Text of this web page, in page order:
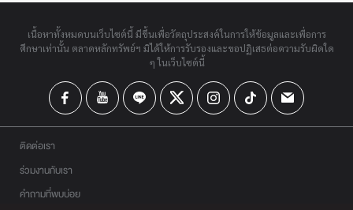
เนื้อหาทั้งหมดบนเว็บไซต์นี้ มีขึ้นเพื่อวัตถุประสงค์ในการให้ข้อมูลและเพื่อการ
ศึกษาเท่านั้น ตลาดหลักทรัพย์ฯ มิได้ให้การรับรองและขอปฏิเสธต่อความรับผิดใด
ๆ ในเว็บไซต์นี้
ติดต่อเรา
ร่วมงานกับเรา
คำถามที่พบบ่อย